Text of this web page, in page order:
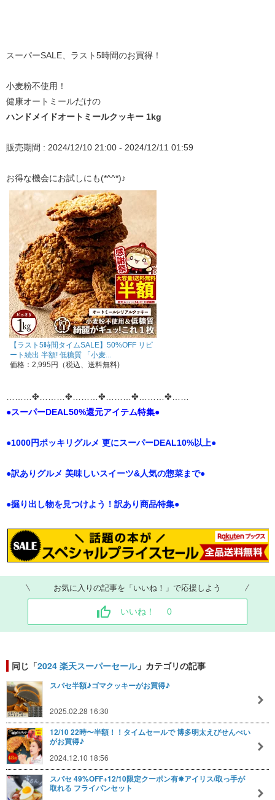
スーパーSALE、ラスト5時間のお買得！
小麦粉不使用！
健康オートミールだけの
ハンドメイドオートミールクッキー 1kg
販売期間 : 2024/12/10 21:00 - 2024/12/11 01:59
お得な機会にお試しにも(*^^*)♪
【ラスト5時間タイムSALE】50%OFF リピ
ート続出 半額! 低糖質 「小麦...
価格：2,995円（税込、送料無料)
………✤………✤………✤………✤………✤……
●スーパーDEAL50%還元アイテム特集●
●1000円ポッキリグルメ 更にスーパーDEAL10%以上●
●訳ありグルメ 美味しいスイーツ&人気の惣菜まで●
●掘り出し物を見つけよう！訳あり商品特集●
お気に入りの記事を「いいね！」で応援しよう
いいね！ 0
同じ「2024 楽天スーパーセール」カテゴリの記事
スパセ半額♪ゴマクッキーがお買得♪
2025.02.28 16:30
12/10 22時〜半額！！タイムセールで 博多明太えびせんべい
がお買得♪
2024.12.10 18:56
スパセ 49%OFF+12/10限定クーポン有✸アイリス/取っ手が
取れる フライパンセット